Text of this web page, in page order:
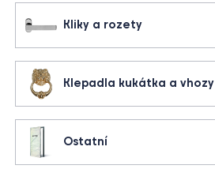
Kliky a rozety
Klepadla kukátka a vhozy
Ostatní